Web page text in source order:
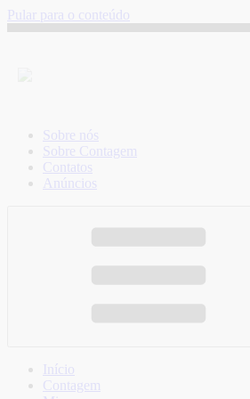
Pular para o conteúdo
Sobre nós
Sobre Contagem
Contatos
Anúncios
Início
Contagem